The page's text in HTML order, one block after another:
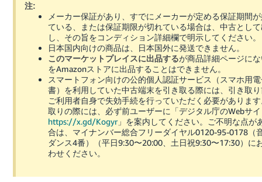
注:
メーカー保証があり、すでにメーカーが定める保証期間
ている、または保証期限が切れている場合は、中古とし
し、その旨をコンディション詳細欄で明示してください。
日本国内向けの商品は、日本国外に発送できません。
このマーケットプレイスに出品するが商品詳細ページに
をAmazonストアに出品することはできません。
スマートフォン向けの公的個人認証サービス（スマホ用
書）を利用していた中古端末を引き取る際には、引き取
ご利用者自身で失効手続を行っていただく必要がありま
取りの際には、必ず前ユーザーに「デジタル庁のWebサ
https://x.gd/Kogyr」を案内してください。ご不明な点が
合は、マイナンバー総合フリーダイヤル0120-95-0178（
ダンス4番）（平日9:30〜20:00、土日祝9:30〜17:30）に
わせください。